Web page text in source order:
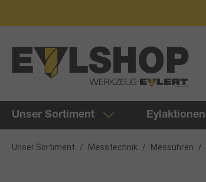
Unser Sortiment Eylaktionen
Unser Sortiment / Messtechnik / Messuhren /